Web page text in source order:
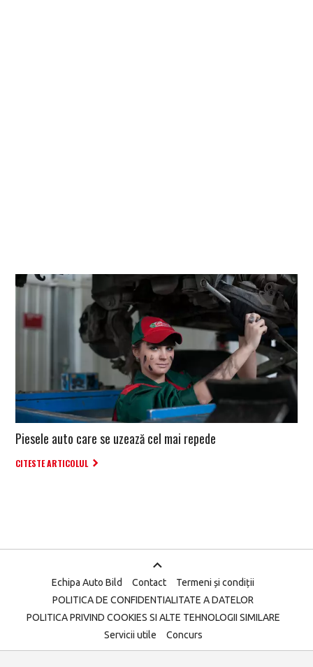
Piesele auto care se uzează cel mai repede
CITESTE ARTICOLUL
Echipa Auto Bild Contact
Termeni și condiții
POLITICA DE CONFIDENTIALITATE A DATELOR
POLITICA PRIVIND COOKIES SI ALTE TEHNOLOGII SIMILARE
Servicii utile
Concurs